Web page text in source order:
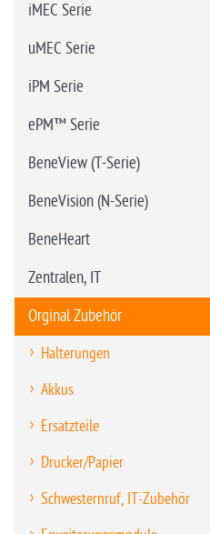
iMEC Serie
uMEC Serie
iPM Serie
ePM™ Serie
BeneView (T-Serie)
BeneVision (N-Serie)
BeneHeart
Zentralen, IT
Orginal Zubehör
Halterungen
Akkus
Ersatzteile
Drucker/Papier
Schwesternruf, IT-Zubehör